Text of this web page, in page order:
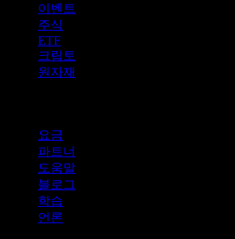
이벤트
주식
ETF
크립토
원자재
요금
파트너
도움말
블로그
학습
언론